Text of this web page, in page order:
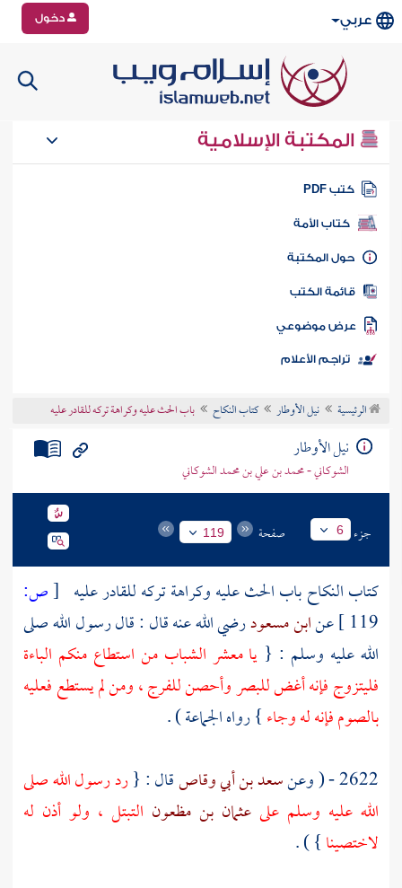
عربي دخول
المكتبة الإسلامية
كتب PDF
كتاب الأمة
المكتبة
الكتب
موضوعي
تراجم الأعلام
الرئيسية نيل الأوطار كتاب النكاح باب الحث عليه وكراهة تركه للقادر عليه
نيل الأوطار
الشوكاني - محمد بن علي بن محمد الشوكاني
جزء 6 صفحة 119
كتاب النكاح باب الحث عليه وكراهة تركه للقادر عليه [ص:
119 ] عنابن مسعودرضي الله عنه قال : قال رسول الله صلى
الله عليه وسلم : { يا معشر الشباب من استطاع منكم الباءة
فليتزوج فإنه أغض للبصر وأحصن للفرج ، ومن لم يستطع فعليه
بالصوم فإنه له وجاء} رواه الجماعة ) .
2622 - ( وعن
سعد بن أبي وقاصقال : {رد رسول الله صلى
الله عليه وسلم علىعثمان بن مظعون التبتل ، ولو أذن له
لاختصينا} ) .